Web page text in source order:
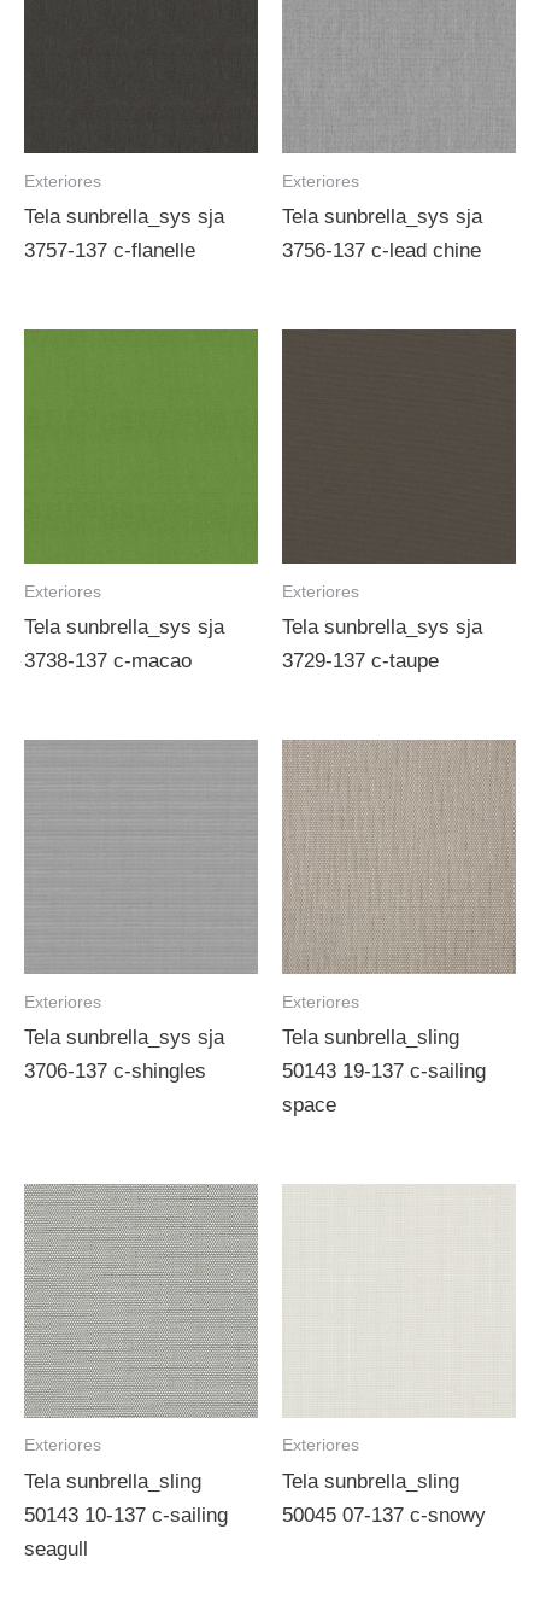
Exteriores
Tela sunbrella_sys sja
3757-137 c-flanelle
Exteriores
Tela sunbrella_sys sja
3756-137 c-lead chine
Exteriores
Tela sunbrella_sys sja
3738-137 c-macao
Exteriores
Tela sunbrella_sys sja
3729-137 c-taupe
Exteriores
Tela sunbrella_sys sja
3706-137 c-shingles
Exteriores
Tela sunbrella_sling
50143 19-137 c-sailing
space
Exteriores
Tela sunbrella_sling
50143 10-137 c-sailing
seagull
Exteriores
Tela sunbrella_sling
50045 07-137 c-snowy